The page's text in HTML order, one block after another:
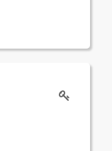
dezembro de